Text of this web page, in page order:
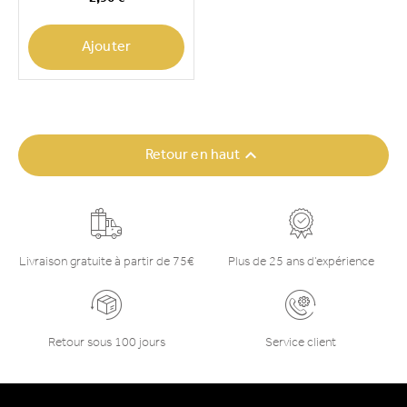
Ajouter
Retour en haut 
Livraison gratuite à partir de 75€ Plus de 25 ans d’expérience
Retour sous 100 jours Service client